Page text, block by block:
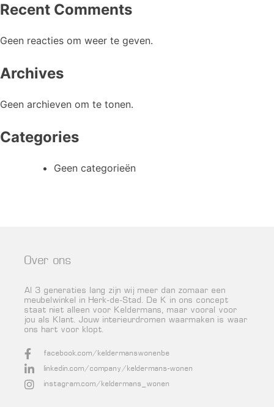
Recent Comments
Geen reacties om weer te geven.
Archives
Geen archieven om te tonen.
Categories
Geen categorieën
Over ons
Al 3 generaties lang zijn wij meer dan zomaar een
meubelwinkel in Herk-de-Stad. De K in ons concept
staat niet alleen voor Keldermans, maar vooral voor
jou als Klant. Jouw interieurdromen waarmaken is waar
ons hart voor klopt.
facebook.com/keldermanswonenbe
linkedin.com/company/keldermans-wonen
instagram.com/keldermans_wonen